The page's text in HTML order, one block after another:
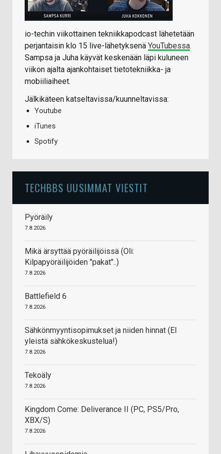
io-techin viikottainen tekniikkapodcast lähetetään
perjantaisin klo 15 live-lähetyksenä YouTubessa.
Sampsa ja Juha käyvät keskenään läpi kuluneen
viikon ajalta ajankohtaiset tietotekniikka- ja
mobiiliaiheet.
Jälkikäteen katseltavissa/kuunneltavissa:
Youtube
iTunes
Spotify
TECHBBS UUSIMMAT VIESTIT
Pyöräily
7.8.2026
Mikä ärsyttää pyöräilijöissä (Oli:
Kilpapyöräilijöiden "pakat"..)
7.8.2026
Battlefield 6
7.8.2026
Sähkönmyyntisopimukset ja niiden hinnat (EI
yleistä sähkökeskustelua!)
7.8.2026
Tekoäly
7.8.2026
Kingdom Come: Deliverance II (PC, PS5/Pro,
XBX/S)
7.8.2026